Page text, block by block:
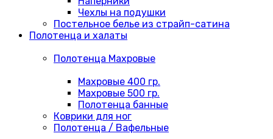
Чехлы на подушки
Постельное белье из страйп-сатина
Полотенца и халаты
Полотенца Махровые
Махровые 400 гр.
Махровые 500 гр.
Полотенца банные
Коврики для ног
Полотенца / Вафельные